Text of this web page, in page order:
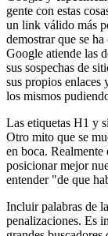
gente con estas
un link válido más
demostrar que se
Google atiende las
sus sospechas de
sus propios enlaces
los mismos
Las etiquetas H1 y
Otro mito que se
en boca. Realmente
posicionar mejor
entender "de que
Incluir palabras de
penalizaciones. Es